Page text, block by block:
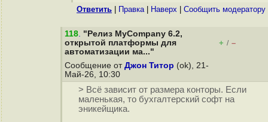
Ответить Правка| Наверх Cообщить модератору
118. "Релиз MyCompany 6.2,
открытой платформы для
автоматизации ма..."
+ / –
Сообщение от Джон Титор (ok), 21-
Май-26, 10:30
> Всё зависит от размера конторы. Если
маленькая, то бухгалтерский софт на
эникейщика.